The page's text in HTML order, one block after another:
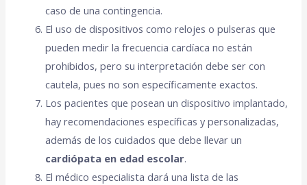
caso de una contingencia.
El uso de dispositivos como relojes o pulseras que
pueden medir la frecuencia cardíaca no están
prohibidos, pero su interpretación debe ser con
cautela, pues no son específicamente exactos.
Los pacientes que posean un dispositivo implantado,
hay recomendaciones específicas y personalizadas,
además de los cuidados que debe llevar un
cardiópata en edad escolar.
El médico especialista dará una lista de las